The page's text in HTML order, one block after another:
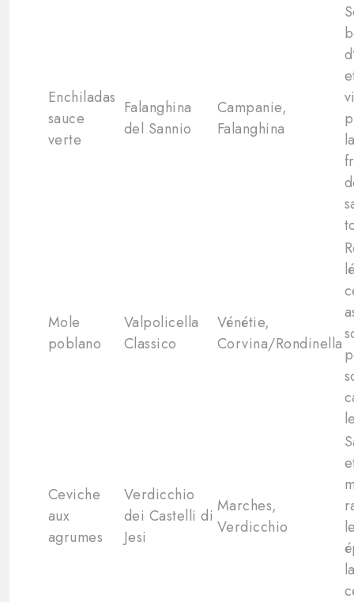
Enchiladas
sauce
verte
Falanghina
del Sannio
Campanie,
Falanghina
Mole
poblano
Valpolicella
Classico
Vénétie,
Corvina/Rondinella
Ceviche
aux
agrumes
Verdicchio
dei Castelli di
Jesi
Marches,
Verdicchio